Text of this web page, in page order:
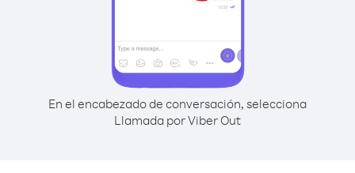
En el encabezado de conversación, selecciona
Llamada por Viber Out